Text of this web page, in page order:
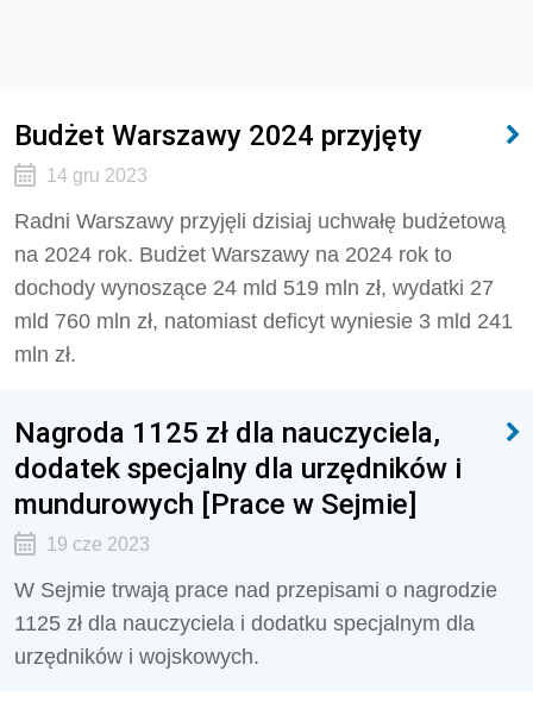
Budżet Warszawy 2024 przyjęty
14 gru 2023
Radni Warszawy przyjęli dzisiaj uchwałę budżetową
na 2024 rok. Budżet Warszawy na 2024 rok to
dochody wynoszące 24 mld 519 mln zł, wydatki 27
mld 760 mln zł, natomiast deficyt wyniesie 3 mld 241
mln zł.
Nagroda 1125 zł dla nauczyciela,
dodatek specjalny dla urzędników i
mundurowych [Prace w Sejmie]
19 cze 2023
W Sejmie trwają prace nad przepisami o nagrodzie
1125 zł dla nauczyciela i dodatku specjalnym dla
urzędników i wojskowych.